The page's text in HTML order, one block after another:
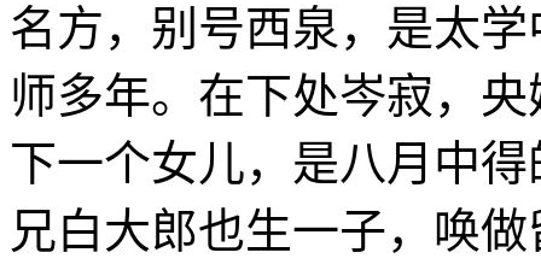
名方，别号西泉，是太
师多年。在下处岑寂，
下一个女儿，是八月中
兄白大郎也生一子，唤